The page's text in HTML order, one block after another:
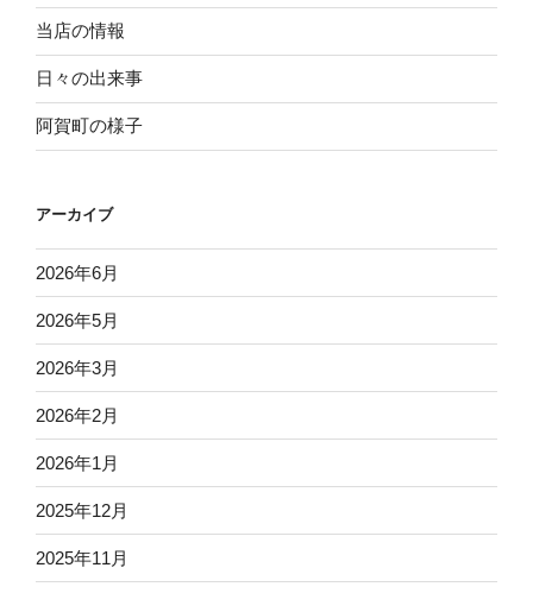
ー
シ
ョ
ン
当店の情報
日々の出来事
阿賀町の様子
アーカイブ
2026年6月
2026年5月
2026年3月
2026年2月
2026年1月
2025年12月
2025年11月